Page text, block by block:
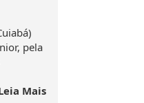
pela
Mais